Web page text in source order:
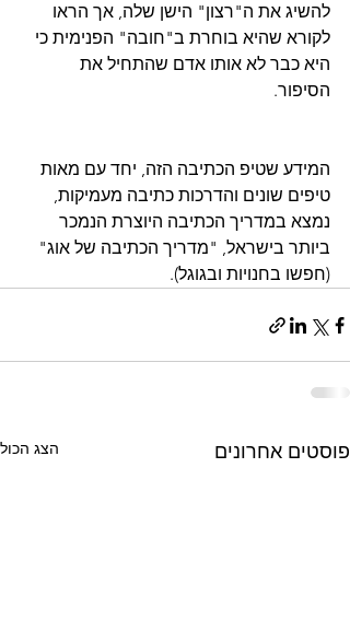
להשיג את ה"רצון" הישן שלה, אך הראו
לקורא שהיא בוחרת ב"חובה" הפנימית כי
היא כבר לא אותו אדם שהתחיל את
המידע שטיפ הכתיבה הזה, יחד עם מאות
טיפים שונים והדרכות כתיבה מעמיקות,
נמצא במדריך הכתיבה היוצרת הנמכר
ביותר בישראל, "מדריך הכתיבה של אוג"
(חפשו בחנויות ובגוגל).
פוסטים אחרונים הצג הכול